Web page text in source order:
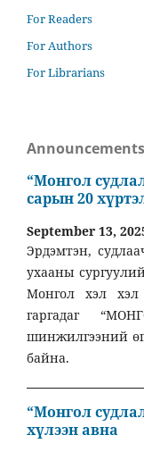
For Readers
For Authors
For Librarians
Announcements
“Монгол
сарын 20
September 13,
Эрдэмтэн,
ухааны
Монгол хэл
гаргадаг
шинжилгээний
байна.
“Монгол
хүлээн авна